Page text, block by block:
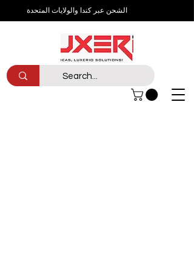
الشحن عبر كندا والولايات المتحدة